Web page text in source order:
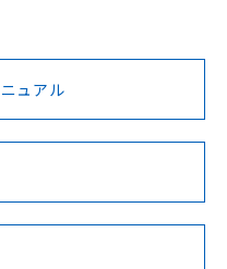
く前に、以下を必ずお読
BV型式承認
（フランス
KR型式
（韓国
No No
ュアル